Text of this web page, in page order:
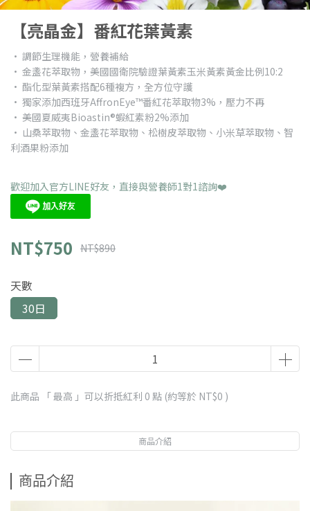
【亮晶金】番紅花葉黃素
· 調節生理機能，營養補給
· 金盞花萃取物，美國國衛院驗證葉黃素玉米黃素黃金比例10:2
· 酯化型葉黃素搭配6種複方，全方位守護
· 獨家添加西班牙AffronEye™番紅花萃取物3%，壓力不再
· 美國夏威夷Bioastin®蝦紅素粉2%添加
· 山桑萃取物、金盞花萃取物、松樹皮萃取物、小米草萃取物、智
利酒果粉添加
歡迎加入官方LINE好友，直接與營養師1對1諮詢❤️
NT$750 NT$890
天數
30日
此商品 「 最高 」可以折抵紅利 0 點 (約等於 NT$0 )
商品介紹
商品介紹